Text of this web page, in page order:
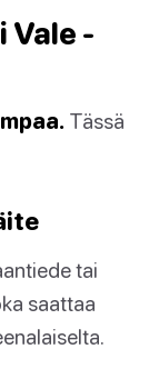
Vale -
Tässä
tai
saattaa